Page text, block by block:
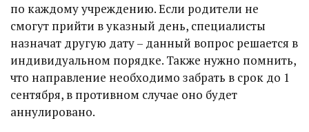
по каждому учреждению. Если родители не
смогут прийти в указный день, специалисты
назначат другую дату – данный вопрос решается в
индивидуальном порядке. Также нужно помнить,
что направление необходимо забрать в срок до 1
сентября, в противном случае оно будет
аннулировано.